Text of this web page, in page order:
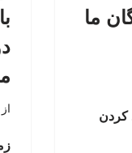
ما
کردن
از